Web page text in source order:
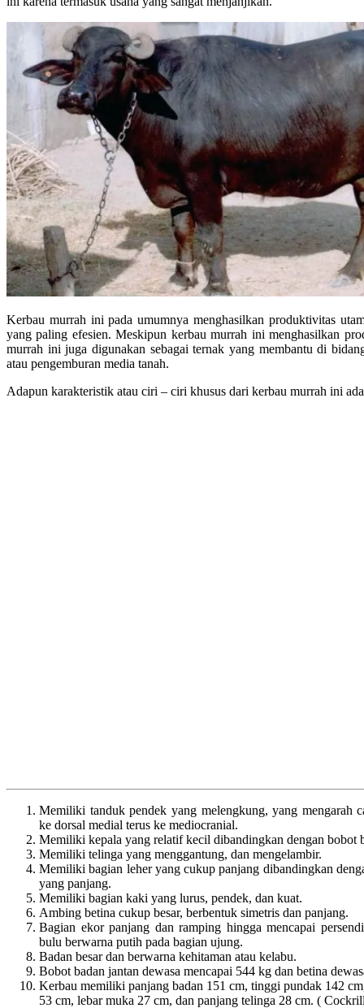
Kerbau murrah ini pada umumnya menghasilkan produktivitas
yang paling efesien. Meskipun kerbau murrah ini menghasilkan
murrah ini juga digunakan sebagai ternak yang membantu di
atau pengemburan media tanah.
Adapun karakteristik atau ciri – ciri khusus dari kerbau murrah ini
Memiliki tanduk pendek yang melengkung, yang mengarah
ke dorsal medial terus ke mediocranial.
Memiliki kepala yang relatif kecil dibandingkan dengan bobot
Memiliki telinga yang menggantung, dan mengelambir.
Memiliki bagian leher yang cukup panjang dibandingkan
yang panjang.
Memiliki bagian kaki yang lurus, pendek, dan kuat.
Ambing betina cukup besar, berbentuk simetris dan panjang.
Bagian ekor panjang dan ramping hingga mencapai
bulu berwarna putih pada bagian ujung.
Badan besar dan berwarna kehitaman atau kelabu.
Bobot badan jantan dewasa mencapai 544 kg dan betina
Kerbau memiliki panjang badan 151 cm, tinggi pundak 142
53 cm, lebar muka 27 cm, dan panjang telinga 28 cm. (